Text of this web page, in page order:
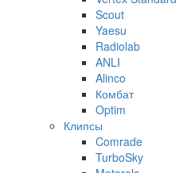
Scout
Yaesu
Radiolab
ANLI
Alinco
Комбат
Optim
Клипсы
Comrade
TurboSky